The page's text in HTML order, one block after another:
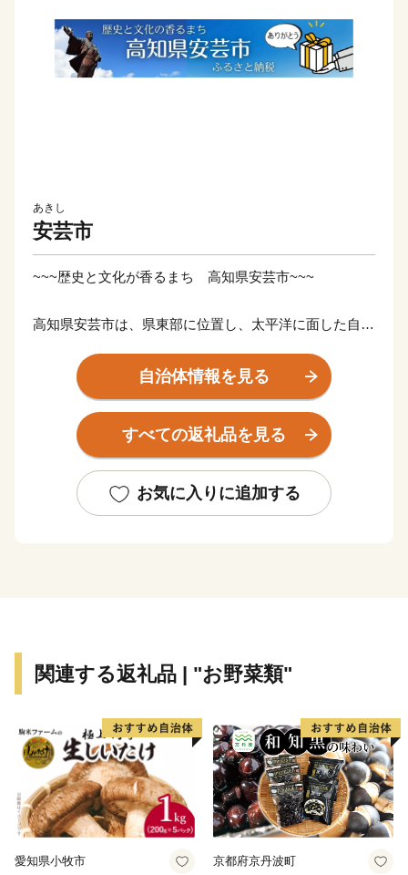
あきし
安芸市
~~~歴史と文化が香るまち 高知県安芸市~~~
高知県安芸市は、県東部に位置し、太平洋に面した自然
海と山の大自然の恵みをたっぷりうけて、豊かな人と特
産品を育んでいます。
ちりめんじゃこに、幻の地鶏土佐ジロー、土佐文旦に、
マンゴーと美味しいもんがたくさん！
応援よろしくお願いいたします♪
メール：aki@furusato-supports.com
自治体情報を見る
すべての返礼品を見る
お気に入りに追加する
関連する返礼品 | "お野菜類"
愛知県小牧市 京都府京丹波町